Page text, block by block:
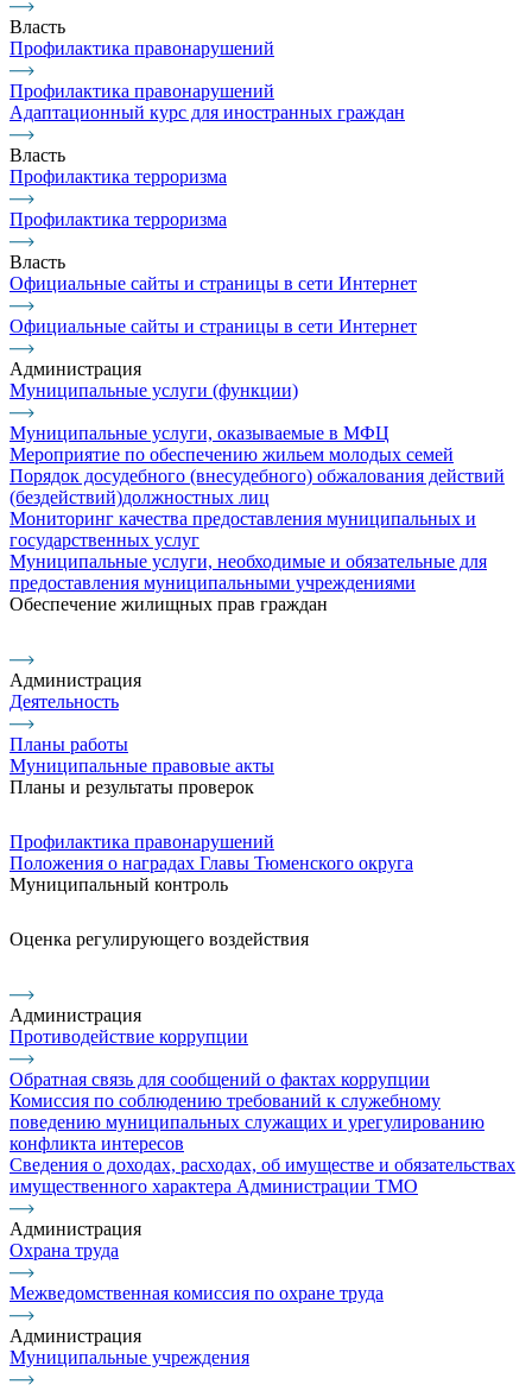
Власть
Профилактика правонарушений
Профилактика правонарушений
Адаптационный курс для иностранных граждан
Власть
Профилактика терроризма
Профилактика терроризма
Власть
Официальные сайты и страницы в сети Интернет
Официальные сайты и страницы в сети Интернет
Администрация
Муниципальные услуги (функции)
Муниципальные услуги, оказываемые в МФЦ
Мероприятие по обеспечению жильем молодых семей
Порядок досудебного (внесудебного) обжалования действий
(бездействий)должностных лиц
Мониторинг качества предоставления муниципальных и
государственных услуг
Муниципальные услуги, необходимые и обязательные для
предоставления муниципальными учреждениями
Обеспечение жилищных прав граждан
Администрация
Деятельность
Планы работы
Муниципальные правовые акты
Планы и результаты проверок
Профилактика правонарушений
Положения о наградах Главы Тюменского округа
Муниципальный контроль
Оценка регулирующего воздействия
Администрация
Противодействие коррупции
Обратная связь для сообщений о фактах коррупции
Комиссия по соблюдению требований к служебному
поведению муниципальных служащих и урегулированию
конфликта интересов
Сведения о доходах, расходах, об имуществе и обязательствах
имущественного характера Администрации ТМО
Администрация
Охрана труда
Межведомственная комиссия по охране труда
Администрация
Муниципальные учреждения